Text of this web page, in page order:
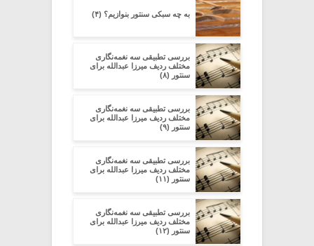
به چه سبکی سنتور بنوازیم؟ (۴)
بررسی تطبیقی سه نغمه‌نگاری
مختلف ردیف میرزا عبدالله برای
سنتور (۸)
بررسی تطبیقی سه نغمه‌نگاری
مختلف ردیف میرزا عبدالله برای
سنتور (۹)
بررسی تطبیقی سه نغمه‌نگاری
مختلف ردیف میرزا عبدالله برای
سنتور (۱۱)
بررسی تطبیقی سه نغمه‌نگاری
مختلف ردیف میرزا عبدالله برای
سنتور (۱۲)